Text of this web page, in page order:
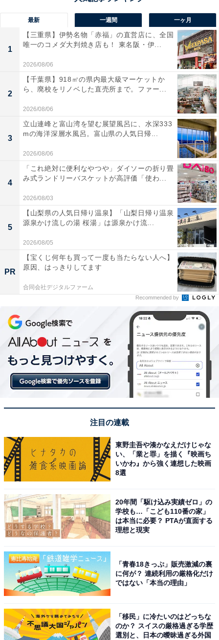
最新 一週間 一ヶ月
1
【三重県】伊勢名物「赤福」の直営店に、全国
唯一のコメダ大判焼き店も！ 東名阪・伊...
2026/08/06
2
【千葉県】918㎡の県内最大級マーケットか
ら、廃校をリノベした直売所まで。ファー...
2026/08/06
3
立山連峰と富山湾を望む展望風呂に、水深333
mの海洋深層水風呂。富山県の人気日帰...
2026/08/06
4
「これ絶対に便利なやつや」ダイソーの折り畳
み式ランドリーバスケットが高評価「使わ...
2026/08/03
5
【山梨県の人気日帰り温泉】「山梨日帰り温泉
源泉かけ流しの湯 桜湯」は源泉かけ流...
2026/08/05
PR
【宝くじ何年も買って一度も当たらない人へ】
原因、はっきりしてます
合同会社デジタルファーム
Recommended by
注目の連載
東野圭吾や湊かなえだけじゃな
い、「業と罪」を描く『映画ち
いかわ』から強く連想した映画
8選
20年間「駆け込み実績ゼロ」の
学校も…「こども110番の家」
は本当に必要？ PTAが直面する
理想と現実
「青春18きっぷ」販売激減の裏
に何が？ 連続利用の厳格化だけ
ではない「本当の理由」
「移民」に冷たいのはどっちな
のか？ スイスの厳格過ぎる学歴
選別と、日本の曖昧過ぎる外国